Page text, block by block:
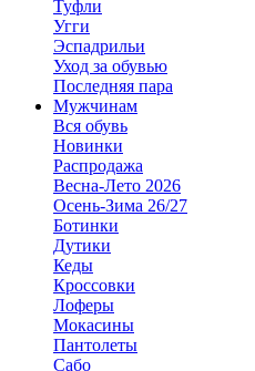
Туфли
Угги
Эспадрильи
Уход за обувью
Последняя пара
Мужчинам
Вся обувь
Новинки
Распродажа
Весна-Лето 2026
Осень-Зима 26/27
Ботинки
Дутики
Кеды
Кроссовки
Лоферы
Мокасины
Пантолеты
Сабо